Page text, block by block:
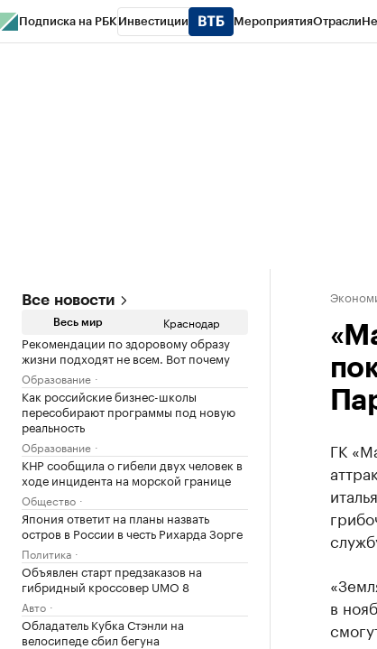
Подписка на РБК Инвестиции МероприятияОтрасли
Все новости
Весь мир Краснодар
Рекомендации по здоровому образу
жизни подходят не всем. Вот почему
Образование
Как российские бизнес-школы
пересобирают программы под новую
реальность
Образование
КНР сообщила о гибели двух человек в
ходе инцидента на морской границе
Общество
Япония ответит на планы назвать
остров в России в честь Рихарда Зорге
Политика
Объявлен старт предзаказов на
гибридный кроссовер UMO 8
Авто
Обладатель Кубка Стэнли на
велосипеде сбил бегуна
ГК
в